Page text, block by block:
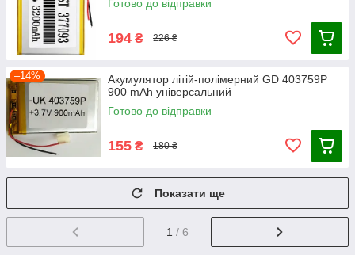
Готово до відправки
194 ₴ 226 ₴
–14%
Акумулятор літій-полімерний GD 403759P
900 mAh універсальний
Готово до відправки
155 ₴ 180 ₴
Показати ще
1 / 6